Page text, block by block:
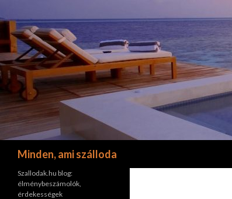
Minden, ami szálloda
Szallodak.hu blog:
élménybeszámolók,
érdekességek